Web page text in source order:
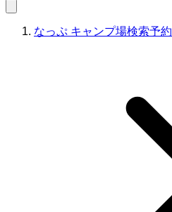
なっぷ キャンプ場検索予約